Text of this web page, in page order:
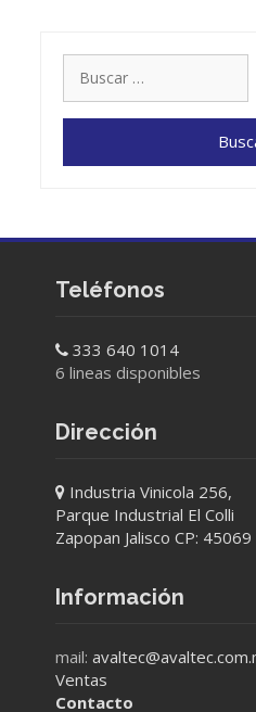
Teléfonos
333 640 1014
6 lineas disponibles
Dirección
Industria Vinicola 256,
Parque Industrial El Colli
Zapopan Jalisco CP: 45069
Información
mail:
Ventas
Contacto